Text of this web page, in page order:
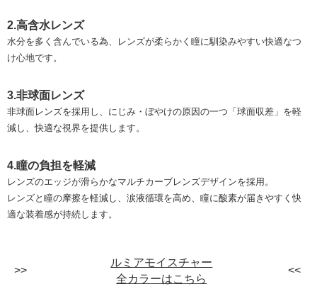
2.高含水レンズ
水分を多く含んでいる為、レンズが柔らかく瞳に馴染みやすい快適なつ
け心地です。
3.非球面レンズ
非球面レンズを採用し、にじみ・ぼやけの原因の一つ「球面収差」を軽
減し、快適な視界を提供します。
4.瞳の負担を軽減
レンズのエッジが滑らかなマルチカーブレンズデザインを採用。
レンズと瞳の摩擦を軽減し、涙液循環を高め、瞳に酸素が届きやすく快
適な装着感が持続します。
ルミアモイスチャー
全カラーはこちら